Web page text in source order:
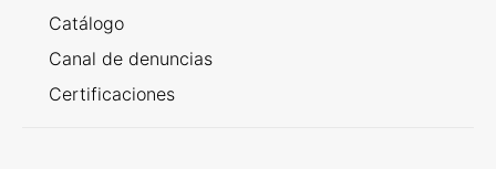
Catálogo
Canal de denuncias
Certificaciones